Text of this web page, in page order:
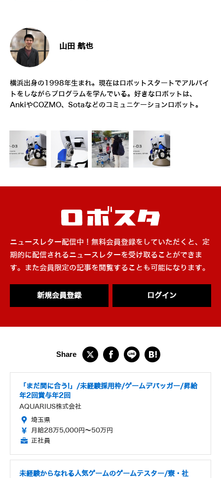
山田 航也
横浜出身の1998年生まれ。現在はロボットスタートでアルバイ
トをしながらプログラムを学んでいる。好きなロボットは、
AnkiやCOZMO、Sotaなどのコミュニケーションロボット。
ニュースレター配信中！無料会員登録をしていただくと、定
期的に配信されるニュースレターを受け取ることができま
す。また会員限定の記事を閲覧することも可能になります。
新規会員登録 ログイン
「まだ間に合う!」/未経験採用枠/ゲームデバッガー/昇給
年2回賞与年2回
AQUARIUS株式会社
埼玉県
月給28万5,000円～50万円
正社員
未経験からなれる人気ゲームのゲームテスター/寮・社